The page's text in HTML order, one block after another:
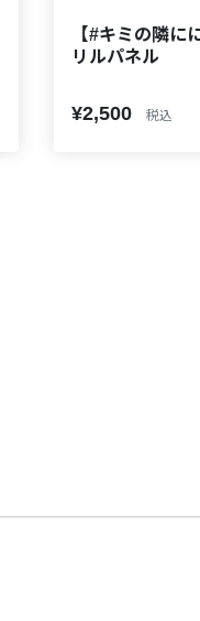
【#キミの隣に
リルパネル
¥2,500 税込